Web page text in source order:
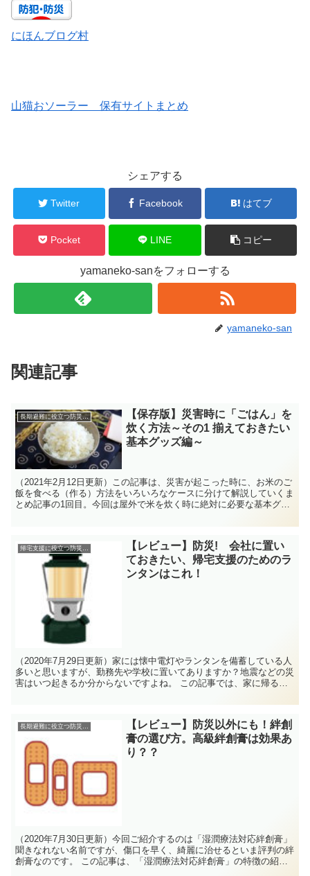
にほんブログ村
山猫おソーラー 保有サイトまとめ
シェアする
Twitter Facebook はてブ
Pocket LINE コピー
yamaneko-sanをフォローする
yamaneko-san
関連記事
長期避難に役立つ防災グッズ
【保存版】災害時に「ごはん」を
炊く方法～その1 揃えておきたい
基本グッズ編～
（2021年2月12日更新）この記事は、災害が起こった時に、お米のご
飯を食べる（作る）方法をいろいろなケースに分けて解説していくま
とめ記事の1回目。今回は屋外で米を炊く時に絶対に必要な基本グッ
【レビュー】防災! 会社に置い
ておきたい、帰宅支援のためのラ
ンタンはこれ！
（2020年7月29日更新）家には懐中電灯やランタンを備蓄している人
多いと思いますが、勤務先や学校に置いてありますか？地震などの災
害はいつ起きるか分からないですよね。 この記事では、家に帰るた
長期避難に役立つ防災グッズ
【レビュー】防災以外にも！絆創
膏の選び方。高級絆創膏は効果あ
り？？
（2020年7月30日更新）今回ご紹介するのは「湿潤療法対応絆創膏」
聞きなれない名前ですが、傷口を早く、綺麗に治せるといま評判の絆
創膏なのです。 この記事は、「湿潤療法対応絆創膏」の特徴の紹介